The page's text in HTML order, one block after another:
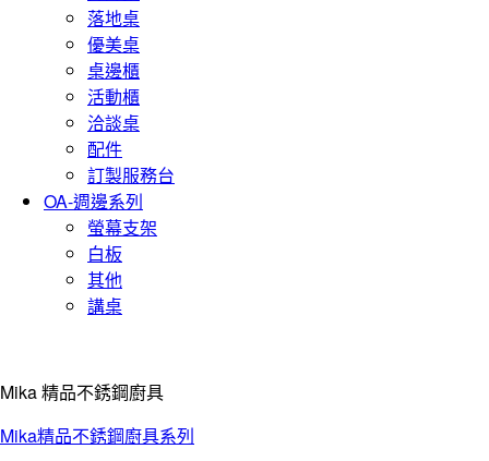
落地桌
優美桌
桌邊櫃
活動櫃
洽談桌
配件
訂製服務台
OA-週邊系列
螢幕支架
白板
其他
講桌
Mika 精品不銹鋼廚具
Mika精品不銹鋼廚具系列